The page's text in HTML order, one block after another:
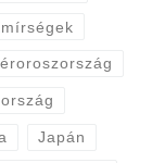
Japán